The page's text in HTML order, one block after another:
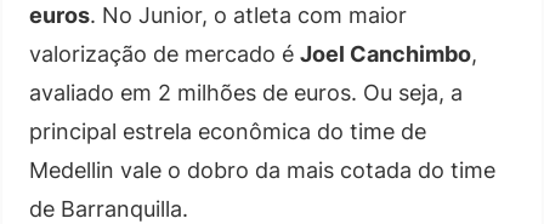
euros. No Junior, o atleta com maior
valorização de mercado é Joel Canchimbo,
avaliado em 2 milhões de euros. Ou seja, a
principal estrela econômica do time de
Medellin vale o dobro da mais cotada do time
de Barranquilla.